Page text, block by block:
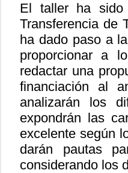
El taller ha sido
Transferencia de
ha dado paso a
proporcionar a
redactar una
financiación al
analizarán los
expondrán las
excelente según
darán pautas
considerando los